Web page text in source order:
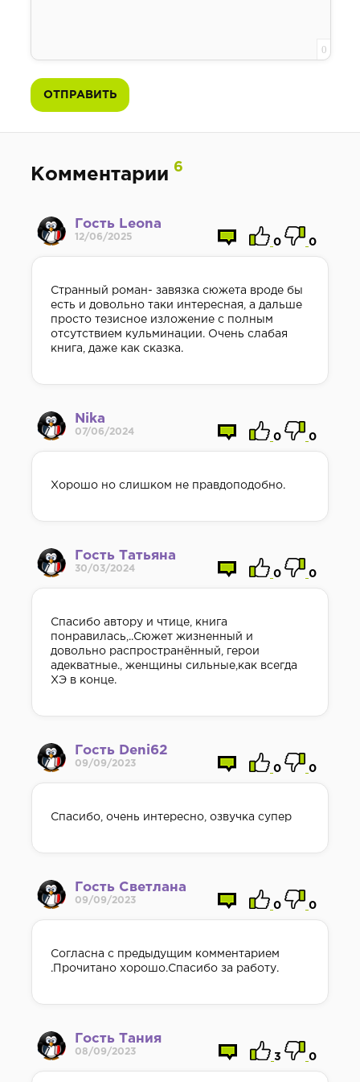
0
ОТПРАВИТЬ
Комментарии 6
Гость Leona
12/06/2025
0 0
Странный роман- завязка сюжета вроде бы
есть и довольно таки интересная, а дальше
просто тезисное изложение с полным
отсутствием кульминации. Очень слабая
книга, даже как сказка.
Nika
07/06/2024
0 0
Хорошо но слишком не правдоподобно.
Гость Татьяна
30/03/2024
0 0
Спасибо автору и чтице, книга
понравилась,..Сюжет жизненный и
довольно распространённый, герои
адекватные., женщины сильные,как всегда
ХЭ в конце.
Гость Deni62
09/09/2023
0 0
Спасибо, очень интересно, озвучка супер
Гость Светлана
09/09/2023
0 0
Согласна с предыдущим комментарием
.Прочитано хорошо.Спасибо за работу.
Гость Тания
08/09/2023
3 0